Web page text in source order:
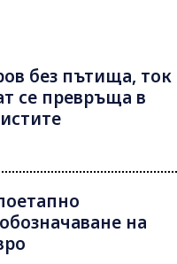
без пътища, ток
се превръща в
на